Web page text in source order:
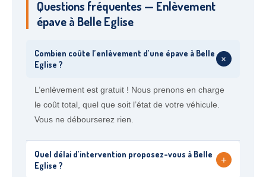
Questions fréquentes — Enlèvement
épave à Belle Eglise
Combien coûte l’enlèvement d’une épave à Belle
Eglise ?
+
L’enlèvement est gratuit ! Nous prenons en charge
le coût total, quel que soit l’état de votre véhicule.
Vous ne débourserez rien.
Quel délai d’intervention proposez-vous à Belle
Eglise ?
+